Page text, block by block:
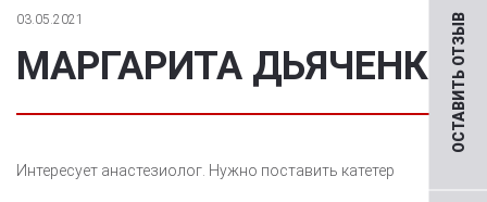
ОСТАВИТЬ ОТЗЫВ
03.05.2021
МАРГАРИТА ДЬЯЧЕНКО
Интересует анастезиолог. Нужно поставить катетер